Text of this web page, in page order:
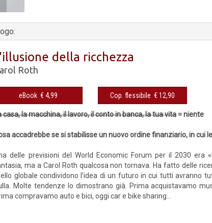
della ricchezza
Roth
eBook € 4,99 Cop. flessibile € 12,90
casa, la macchina, il lavoro, il conto in banca, la tua vita= niente
accadrebbe se si stabilisse un nuovo ordine finanziario, in cui
delle previsioni del World Economic Forum per il 2030 era
ma a Carol Roth qualcosa non tornava. Ha fatto delle
globale condividono l’idea di un futuro in cui tutti avranno
Molte tendenze lo dimostrano già. Prima acquistavamo
compravamo auto e bici, oggi car e bike sharing...